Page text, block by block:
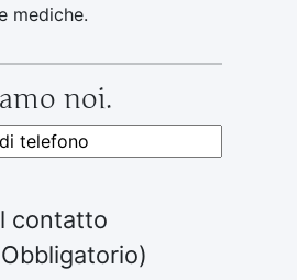
mediche.
noi.
contatto